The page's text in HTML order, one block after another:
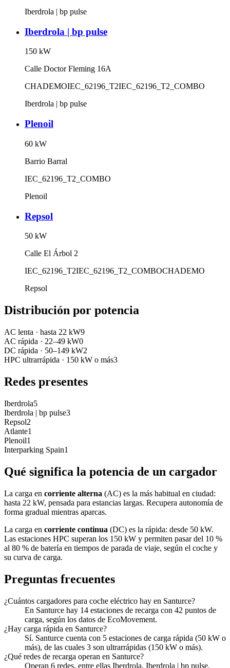
Iberdrola | bp pulse
Iberdrola | bp pulse
150 kW
Calle Doctor Fleming 16A
CHADEMOIEC_62196_T2IEC_62196_T2_COMBO
Iberdrola | bp pulse
Plenoil
60 kW
Barrio Barral
IEC_62196_T2_COMBO
Plenoil
Repsol
50 kW
Calle El Árbol 2
IEC_62196_T2IEC_62196_T2_COMBOCHADEMO
Repsol
Distribución por potencia
AC lenta · hasta 22 kW9
AC rápida · 22–49 kW0
DC rápida · 50–149 kW2
HPC ultrarrápida · 150 kW o más3
Redes presentes
Iberdrola5
Iberdrola | bp pulse3
Repsol2
Atlante1
Plenoil1
Interparking Spain1
Qué significa la potencia de un cargador
La carga en corriente alterna (AC) es la más habitual en ciudad:
hasta 22 kW, pensada para estancias largas. Recupera autonomía de
forma gradual mientras aparcas.
La carga en corriente continua (DC) es la rápida: desde 50 kW.
Las estaciones HPC superan los 150 kW y permiten pasar del 10 %
al 80 % de batería en tiempos de parada de viaje, según el coche y
su curva de carga.
Preguntas frecuentes
¿Cuántos cargadores para coche eléctrico hay en Santurce?
En Santurce hay 14 estaciones de recarga con 42 puntos de
carga, según los datos de EcoMovement.
¿Hay carga rápida en Santurce?
Sí. Santurce cuenta con 5 estaciones de carga rápida (50 kW o
más), de las cuales 3 son ultrarrápidas (150 kW o más).
¿Qué redes de recarga operan en Santurce?
Operan 6 redes, entre ellas Iberdrola, Iberdrola | bp pulse,